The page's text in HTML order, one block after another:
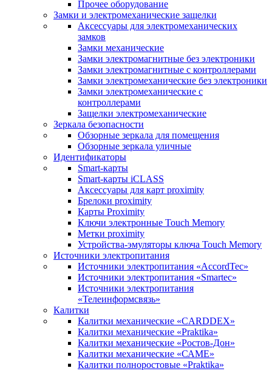
Прочее оборудование
Замки и электромеханические защелки
Аксессуары для электромеханических
замков
Замки механические
Замки электромагнитные без электроники
Замки электромагнитные с контроллерами
Замки электромеханические без электроники
Замки электромеханические с
контроллерами
Защелки электромеханические
Зеркала безопасности
Обзорные зеркала для помещения
Обзорные зеркала уличные
Идентификаторы
Smart-карты
Smart-карты iCLASS
Аксессуары для карт proximitу
Брелоки proximity
Карты Proximity
Ключи электронные Touch Memory
Метки proximity
Устройства-эмуляторы ключа Touch Memory
Источники электропитания
Источники электропитания «AccordTec»
Источники электропитания «Smartec»
Источники электропитания
«Телеинформсвязь»
Калитки
Калитки механические «CARDDEX»
Калитки механические «Praktika»
Калитки механические «Ростов-Дон»
Калитки механические «САМЕ»
Калитки полноростовые «Praktika»